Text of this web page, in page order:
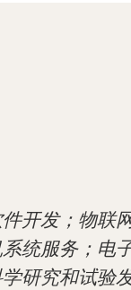
开发；物联
统服务；电
研究和试验